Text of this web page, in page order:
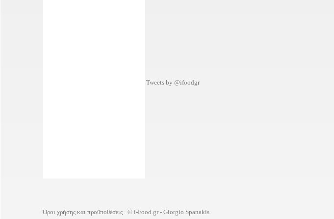
Tweets by @ifoodgr
Όροι χρήσης και προϋποθέσεις · © i-Food.gr - Giorgio Spanakis